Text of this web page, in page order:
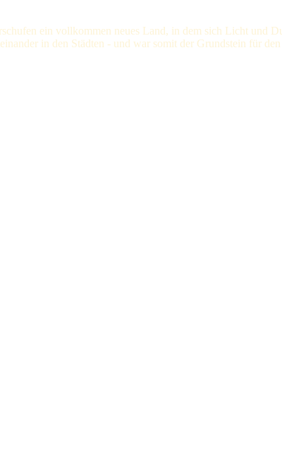
ein vollkommen neues Land, in dem sich Licht und
in den Städten - und war somit der Grundstein für